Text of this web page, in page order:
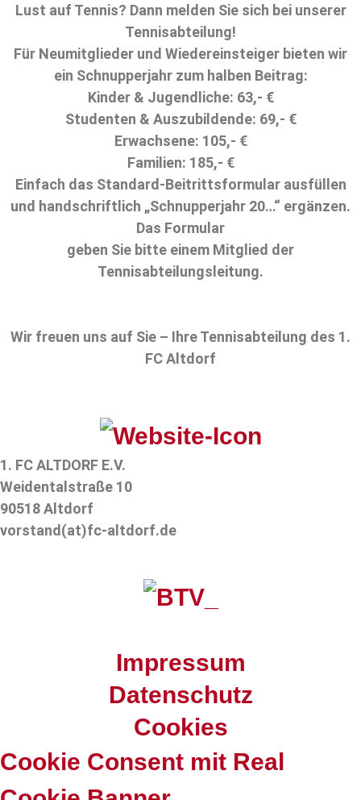
Lust auf Tennis? Dann melden Sie sich bei unserer
Tennisabteilung!
Für Neumitglieder und Wiedereinsteiger bieten wir
ein Schnupperjahr zum halben Beitrag:
Kinder & Jugendliche: 63,- €
Studenten & Auszubildende: 69,- €
Erwachsene: 105,- €
Familien: 185,- €
Einfach das Standard-Beitrittsformular ausfüllen
und handschriftlich „Schnupperjahr 20…“ ergänzen.
Das Formular
geben Sie bitte einem Mitglied der
Tennisabteilungsleitung.
Wir freuen uns auf Sie – Ihre Tennisabteilung des 1.
FC Altdorf
1. FC ALTDORF E.V.
Weidentalstraße 10
90518 Altdorf
vorstand(at)fc-altdorf.de
Impressum
Datenschutz
Cookies
Cookie Consent mit Real